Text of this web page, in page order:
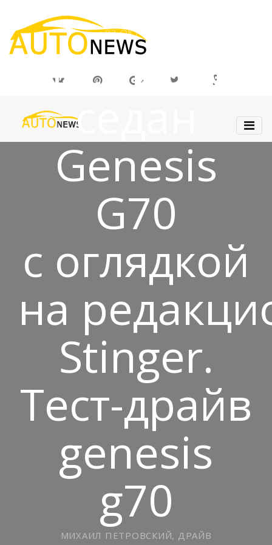
03 ОКТ 2018
Оцениваем
седан
Genesis
G70
с оглядкой
на
Stinger.
Тест-драйв
genesis
g70
МИХАИЛ ПЕТРОВСКИЙ, ДРАЙВ